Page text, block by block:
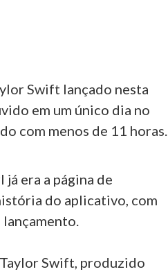
Swift lançado nesta
em um único dia no
com menos de 11 horas.
era a página de
do aplicativo, com
lançamento.
Swift, produzido